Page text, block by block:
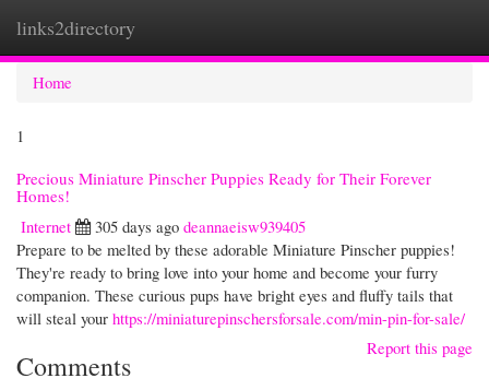
links2directory
Home
1
Precious Miniature Pinscher Puppies Ready for Their Forever
Homes!
Internet
305 days ago deannaeisw939405
Prepare to be melted by these adorable Miniature Pinscher puppies!
They're ready to bring love into your home and become your furry
companion. These curious pups have bright eyes and fluffy tails that
will steal your https://miniaturepinschersforsale.com/min-pin-for-sale/
Report this page
Comments